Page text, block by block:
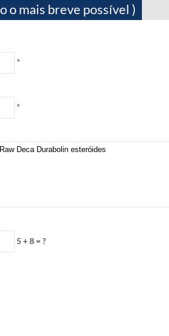
o mais breve possível )
*
*
5 + 8 = ?